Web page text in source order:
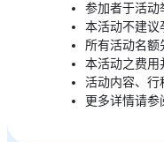
参加者于活动
本活动不建议
所有活动名额
本活动之费用
活动内容、行
更多详情请参